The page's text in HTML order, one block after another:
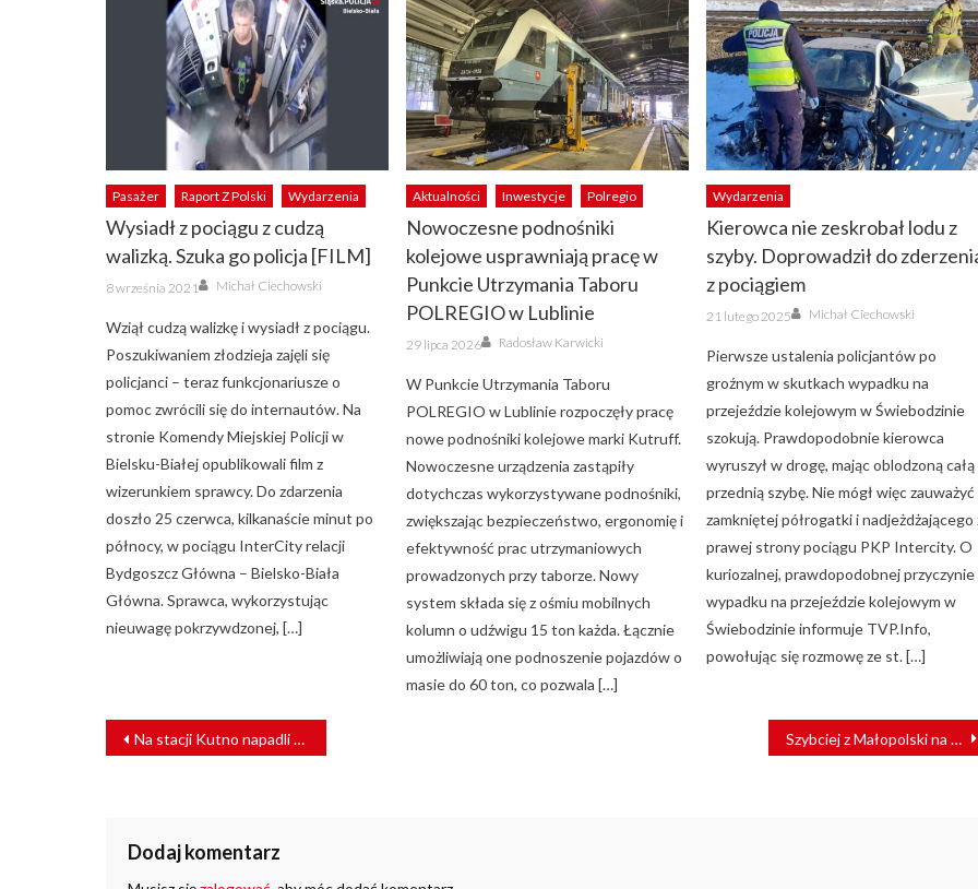
Pasażer Raport Z Polski Wydarzenia
Wysiadł z pociągu z cudzą
walizką. Szuka go policja [FILM]
Posted
on
8 września 2021 Author
Michał Ciechowski
Wziął cudzą walizkę i wysiadł z pociągu.
Poszukiwaniem złodzieja zajęli się
policjanci – teraz funkcjonariusze o
pomoc zwrócili się do internautów. Na
stronie Komendy Miejskiej Policji w
Bielsku-Białej opublikowali film z
wizerunkiem sprawcy. Do zdarzenia
doszło 25 czerwca, kilkanaście minut po
północy, w pociągu InterCity relacji
Bydgoszcz Główna – Bielsko-Biała
Główna. Sprawca, wykorzystując
nieuwagę pokrzywdzonej, […]
Aktualności Inwestycje Polregio
Nowoczesne podnośniki
kolejowe usprawniają pracę w
Punkcie Utrzymania Taboru
POLREGIO w Lublinie
Posted
on
29 lipca 2026 Author
Radosław Karwicki
W Punkcie Utrzymania Taboru
POLREGIO w Lublinie rozpoczęły pracę
nowe podnośniki kolejowe marki Kutruff.
Nowoczesne urządzenia zastąpiły
dotychczas wykorzystywane podnośniki,
zwiększając bezpieczeństwo, ergonomię i
efektywność prac utrzymaniowych
prowadzonych przy taborze. Nowy
system składa się z ośmiu mobilnych
kolumn o udźwigu 15 ton każda. Łącznie
umożliwiają one podnoszenie pojazdów o
masie do 60 ton, co pozwala […]
Wydarzenia
Kierowca nie zeskrobał lodu z
szyby. Doprowadził do
z pociągiem
Posted
on
21 lutego 2025 Author
Michał Ciechowski
Pierwsze ustalenia policjantów po
groźnym w skutkach wypadku na
przejeździe kolejowym w Świebodzinie
szokują. Prawdopodobnie kierowca
wyruszył w drogę, mając oblodzoną całą
przednią szybę. Nie mógł więc zauważyć
zamkniętej półrogatki i nadjeżdżającego
prawej strony pociągu PKP Intercity. O
kuriozalnej, prawdopodobnej przyczynie
wypadku na przejeździe kolejowym w
Świebodzinie informuje TVP.Info,
powołując się rozmowę ze st. […]
NAWIGACJA
WPISU
Na stacji Kutno napadli na mężczyznę. Zatrzymał ich patrol SOK Szybciej z Małopolski na Śląsk. PKP PLK rozpoczyna przebudowę
Dodaj komentarz